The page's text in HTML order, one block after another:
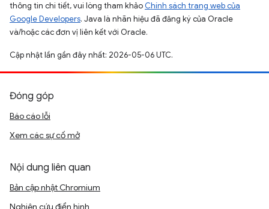
thông tin chi tiết, vui lòng tham khảo Chính sách trang web của
Google Developers. Java là nhãn hiệu đã đăng ký của Oracle
và/hoặc các đơn vị liên kết với Oracle.
Cập nhật lần gần đây nhất: 2026-05-06 UTC.
Đóng góp
Báo cáo lỗi
Xem các sự cố mở
Nội dung liên quan
Bản cập nhật Chromium
Nghiên cứu điển hình